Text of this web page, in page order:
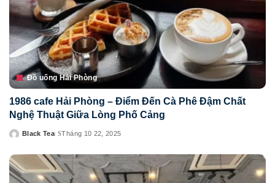
Đồ uống Hải Phòng
1986 cafe Hải Phòng – Điểm Đến Cà Phê Đậm Chất
Nghệ Thuật Giữa Lòng Phố Cảng
Posted
Black Tea Tháng 10 22, 2025